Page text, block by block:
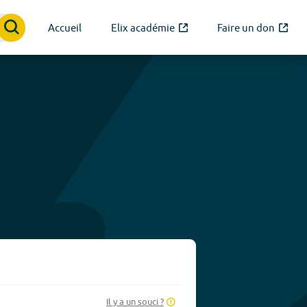
Accueil Elix académie Faire un don
Il y a un souci ?